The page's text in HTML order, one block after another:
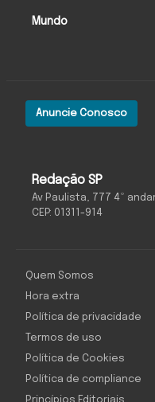
Redação SP
Av Paulista, 777 4º
CEP: 01311-914
Anuncie Conosco
Mundo
Quem Somos
Hora extra
Política de privacidade
Termos de uso
Política de Cookies
Política de compliance